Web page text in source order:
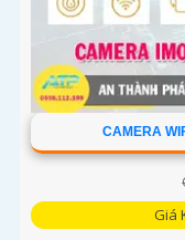
CAMERA
Giá